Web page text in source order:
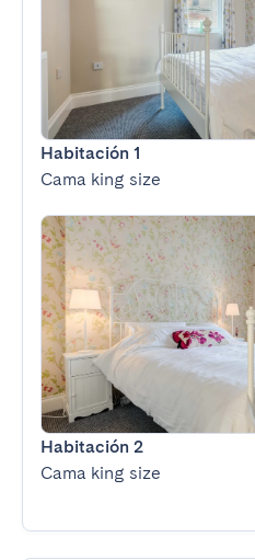
Habitación 1
Cama king size
Habitación 2
Cama king size